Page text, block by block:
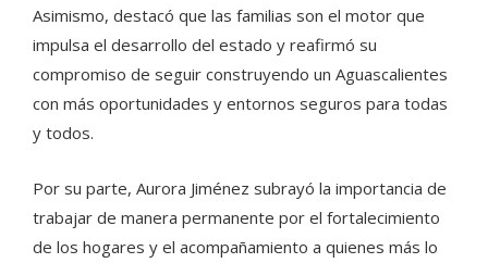
Asimismo, destacó que las familias son el motor que
impulsa el desarrollo del estado y reafirmó su
compromiso de seguir construyendo un Aguascalientes
con más oportunidades y entornos seguros para todas
y todos.
Por su parte, Aurora Jiménez subrayó la importancia de
trabajar de manera permanente por el fortalecimiento
de los hogares y el acompañamiento a quienes más lo